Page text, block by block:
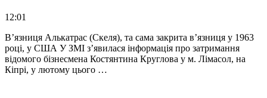
12:01
В’язниця Алькатрас (Скеля), та сама закрита в’язниця у 1963
році, у США У ЗМІ з’явилася інформація про затримання
відомого бізнесмена Костянтина Круглова у м. Лімасол, на
Кіпрі, у лютому цього …